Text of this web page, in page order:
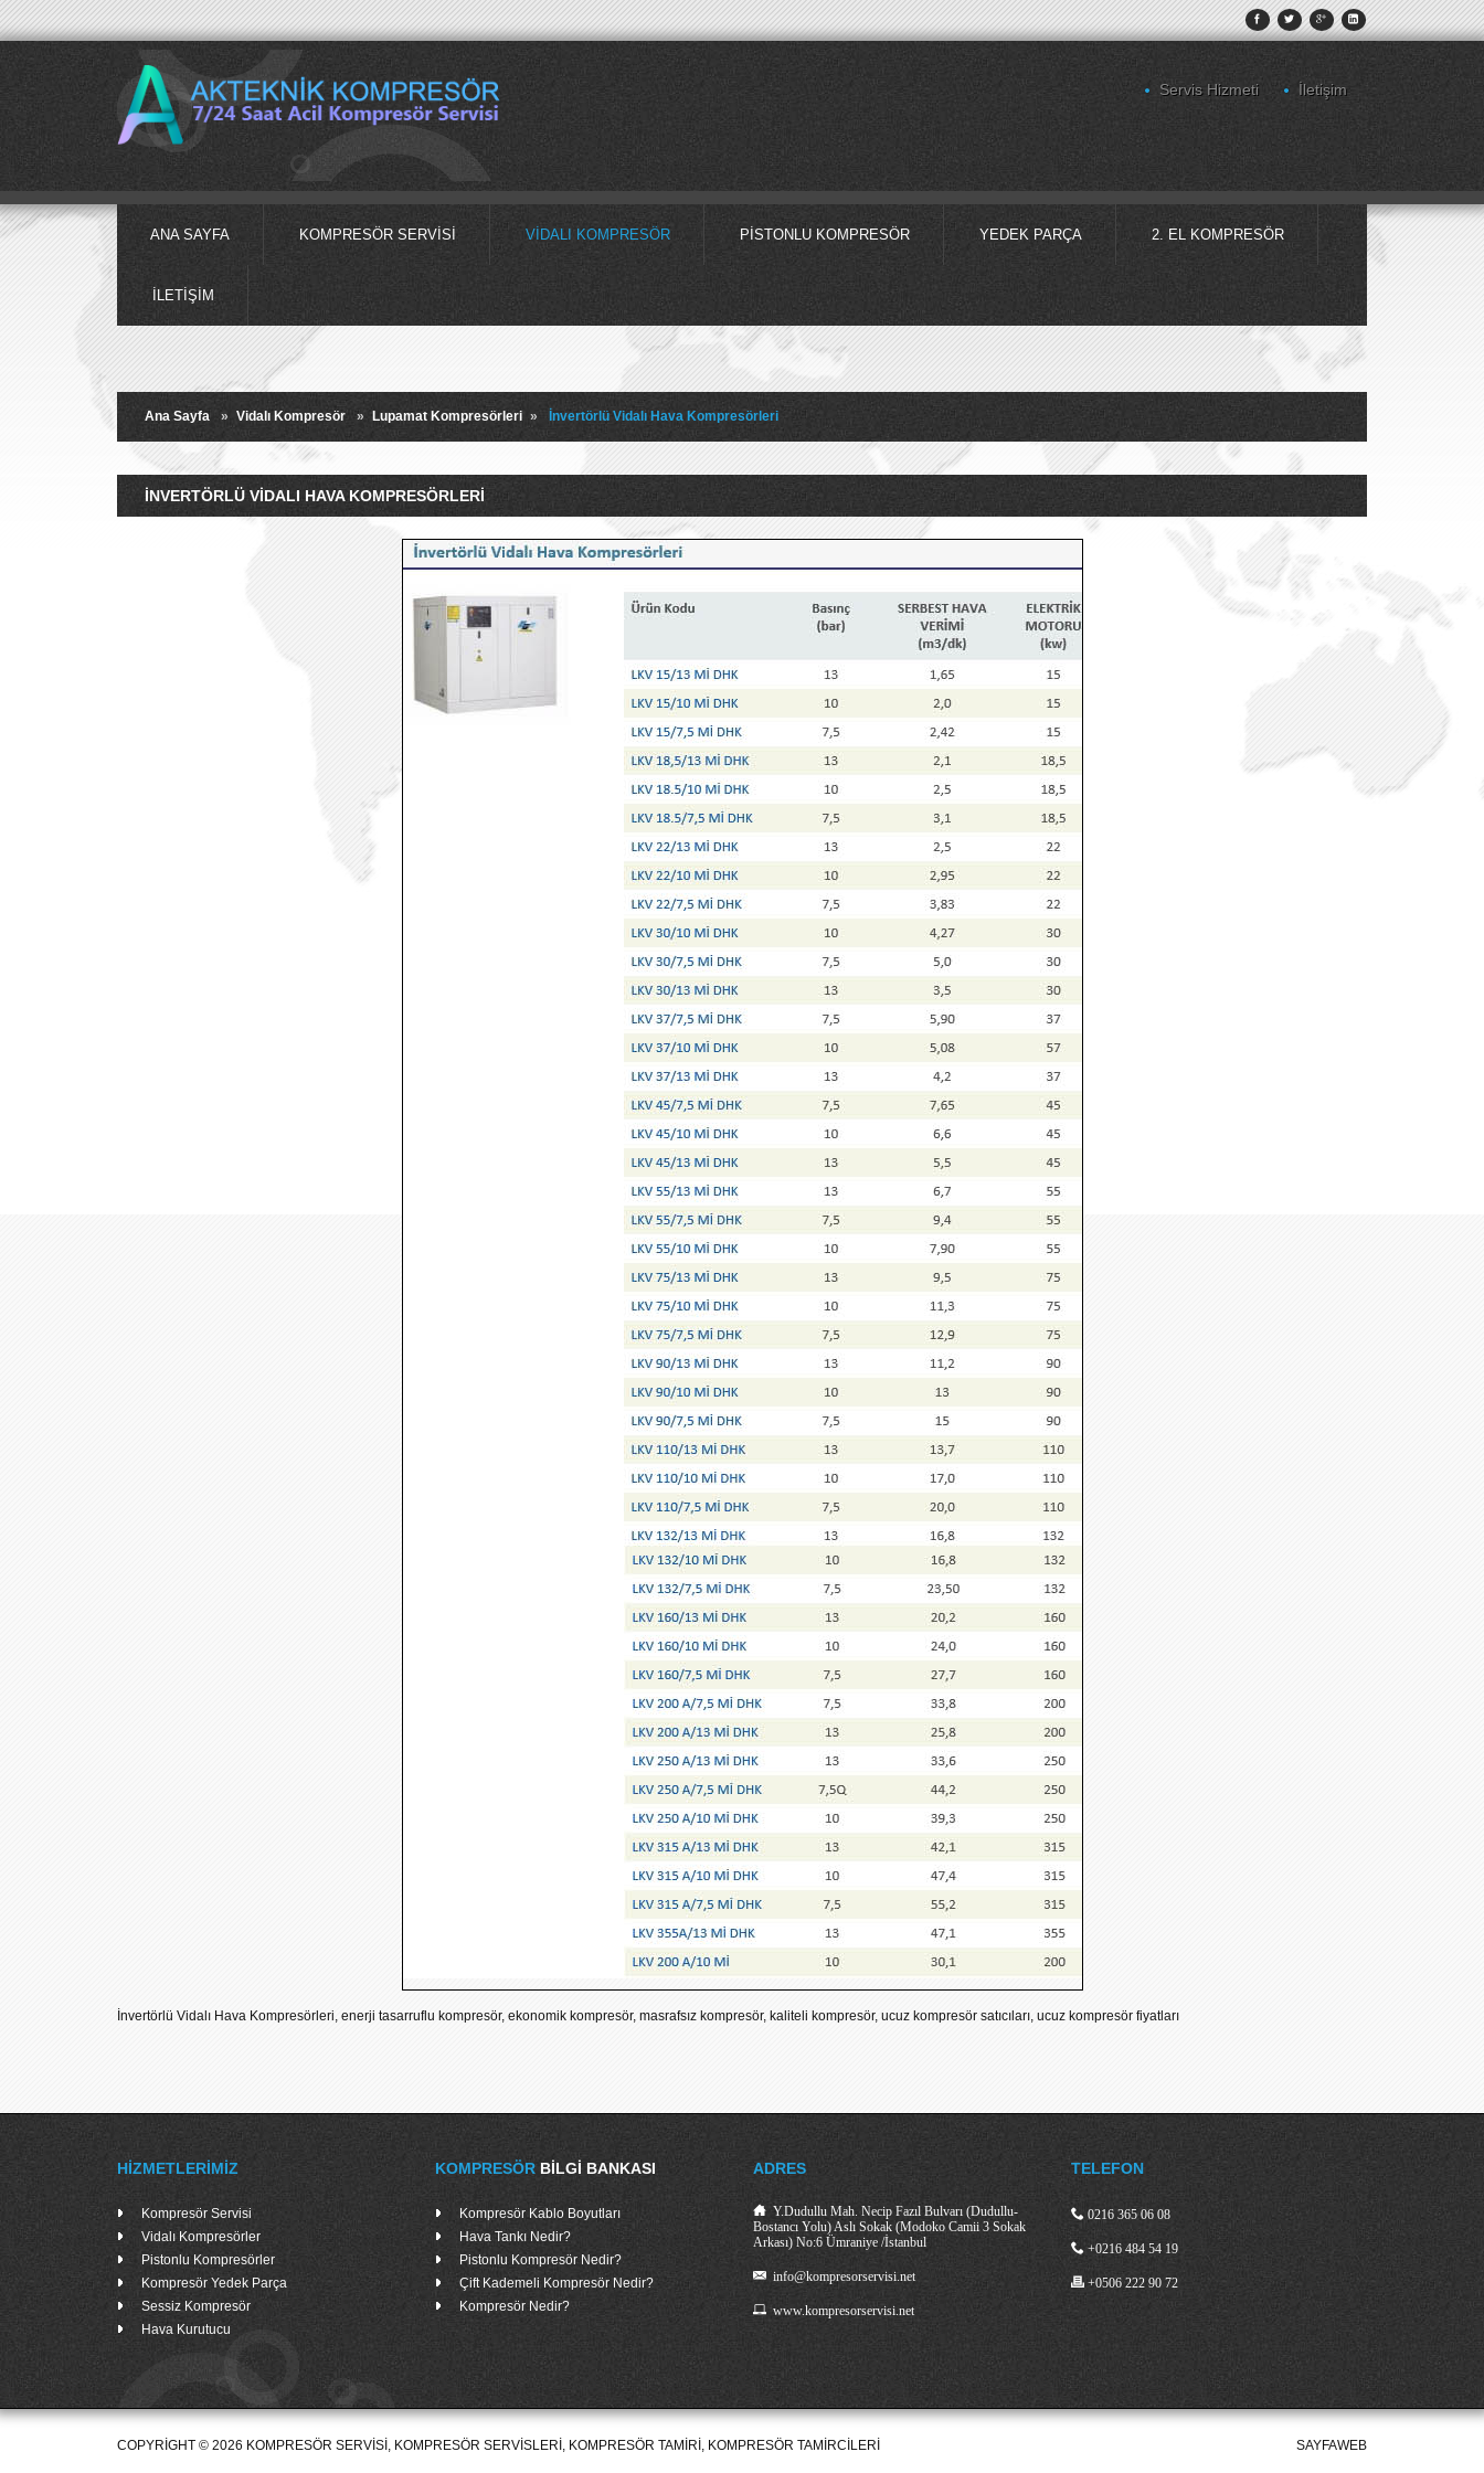
İletişim
Servis Hizmeti
ANA SAYFA KOMPRESÖR SERVISI VIDALI KOMPRESÖR PISTONLU KOMPRESÖR YEDEK PARÇA 2. EL KOMPRESÖR
İLETIŞIM
Ana Sayfa » Vidalı Kompresör » Lupamat Kompresörleri » İnvertörlü Vidalı Hava Kompresörleri
İNVERTÖRLÜ VIDALI HAVA KOMPRESÖRLERI
İnvertörlü Vidalı Hava Kompresörleri, enerji tasarruflu kompresör, ekonomik kompresör, masrafsız kompresör, kaliteli kompresör, ucuz kompresör satıcıları, ucuz kompresör fiyatları
HIZMETLERIMIZ
Kompresör Servisi
Vidalı Kompresörler
Pistonlu Kompresörler
Kompresör Yedek Parça
Sessiz Kompresör
Hava Kurutucu
KOMPRESÖR BILGI BANKASI
Kompresör Kablo Boyutları
Hava Tankı Nedir?
Pistonlu Kompresör Nedir?
Çift Kademeli Kompresör Nedir?
Kompresör Nedir?
ADRES
Y.Dudullu Mah. Necip Fazıl Bulvarı (Dudullu-
Bostancı Yolu) Aslı Sokak (Modoko Camii 3 Sokak
Arkası) No:6 Ümraniye /İstanbul
info@kompresorservisi.net
www.kompresorservisi.net
TELEFON
0216 365 06 08
+0216 484 54 19
+0506 222 90 72
COPYRIGHT © 2026 KOMPRESÖR SERVISI, KOMPRESÖR SERVISLERI, KOMPRESÖR TAMIRI, KOMPRESÖR TAMIRCILERI SAYFAWEB